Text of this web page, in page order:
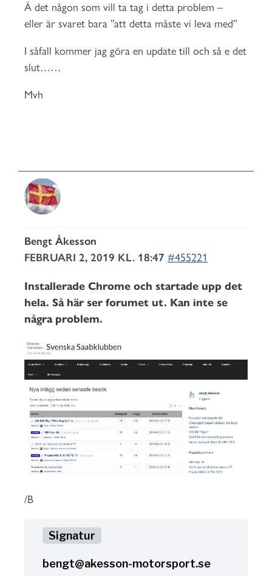
Ä det någon som vill ta tag i detta problem –
eller är svaret bara ”att detta måste vi leva med”
I såfall kommer jag göra en update till och så e det
slut……
Mvh
Bengt Åkesson
FEBRUARI 2, 2019 KL. 18:47 #455221
Installerade Chrome och startade upp det
hela. Så här ser forumet ut. Kan inte se
några problem.
/B
bengt@akesson-motorsport.se